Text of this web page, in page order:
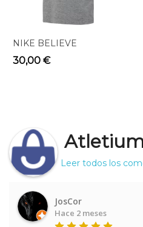
NIKE BELIEVE
WEIGHTLIFTING TEE
GREY
30,00 €
Leer todos los
JosCor
Hace 2 meses